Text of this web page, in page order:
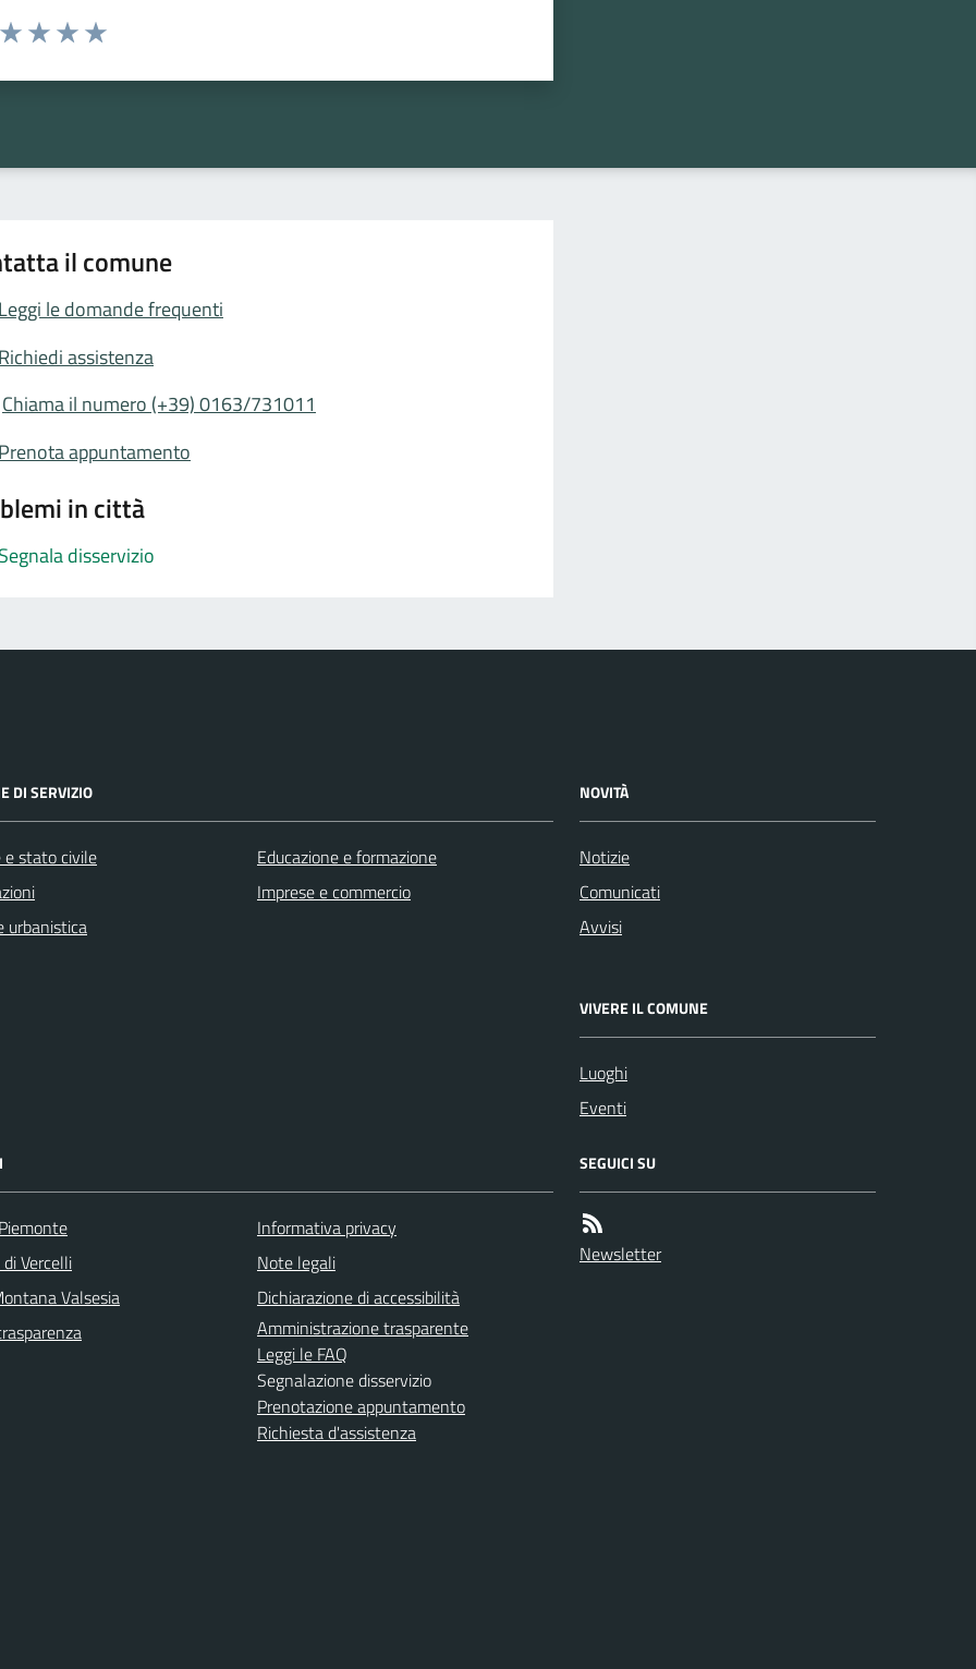
da 1 a 5 stelle la pagina
il comune
Leggi le domande frequenti
Richiedi assistenza
Chiama il numero (+39) 0163/731011
Prenota appuntamento
in città
Segnala disservizio
DI SERVIZIO
e stato civile
urbanistica
Educazione e formazione
Imprese e commercio
NOVITÀ
Notizie
Comunicati
Avvisi
VIVERE IL COMUNE
Luoghi
Eventi
Vercelli
Valsesia
Informativa privacy
Note legali
Dichiarazione di accessibilità
Amministrazione trasparente
Leggi le FAQ
Segnalazione disservizio
Prenotazione appuntamento
Richiesta d'assistenza
SEGUICI SU
Newsletter